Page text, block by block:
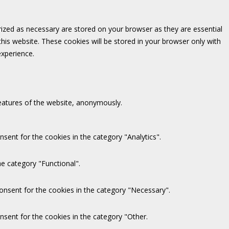
as necessary are stored on your browser as they are essential
website. These cookies will be stored in your browser only with
of the website, anonymously.
for the cookies in the category "Analytics".
category "Functional".
for the cookies in the category "Necessary".
for the cookies in the category "Other.